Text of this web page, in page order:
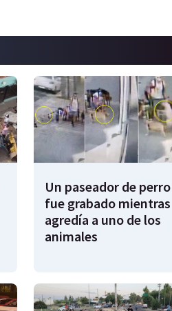
Un paseador de perro
fue grabado mientras
agredía a uno de los
animales